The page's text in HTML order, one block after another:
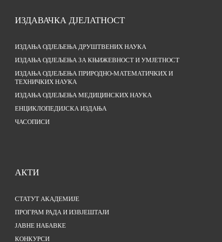
ИЗДАВАЧКА ДЈЕЛАТНОСТ
ИЗДАЊА ОДЈЕЉЕЊА ДРУШТВЕНИХ НАУКА
ИЗДАЊА ОДЈЕЉЕЊА ЗА КЊИЖЕВНОСТ И УМЈЕТНОСТ
ИЗДАЊА ОДЈЕЉЕЊА ПРИРОДНО-МАТЕМАТИЧКИХ И
ТЕХНИЧКИХ НАУКА
ИЗДАЊА ОДЈЕЉЕЊА МЕДИЦИНСКИХ НАУКА
ЕНЦИКЛОПЕДИЈСКА ИЗДАЊА
ЧАСОПИСИ
АКТИ
СТАТУТ АКАДЕМИЈЕ
ПРОГРАМ РАДА И ИЗВЈЕШТАЈИ
ЈАВНЕ НАБАВКЕ
КОНКУРСИ